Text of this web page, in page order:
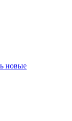
новые